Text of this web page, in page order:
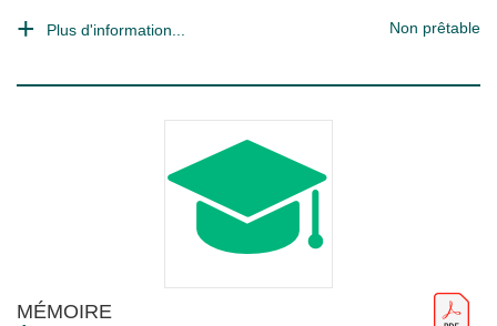
Plus d'information... Non prêtable
MÉMOIRE